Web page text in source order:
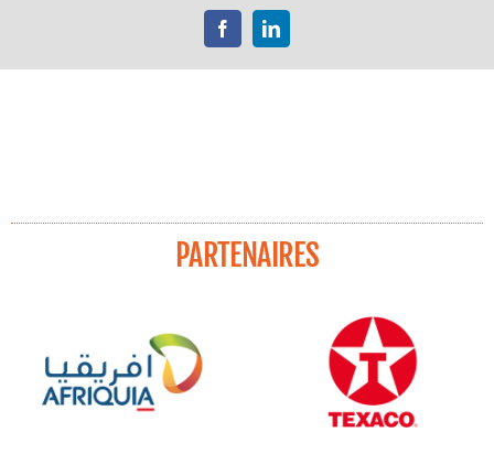
FacebookLinkedIn
PARTENAIRES